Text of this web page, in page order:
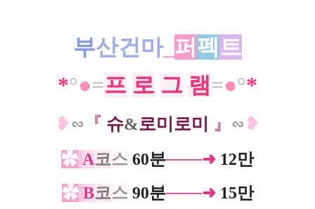
부산건마_ 퍼 펙 트
*°●=프 로 그 램=●°*
❥∽ 『 슈&로미로미 』 ∽ ❥
✿ A코스 60분───➜ 12만
✿ B코스90분───➜15만